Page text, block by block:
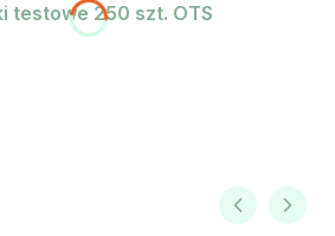
testowe 250 szt. OTS